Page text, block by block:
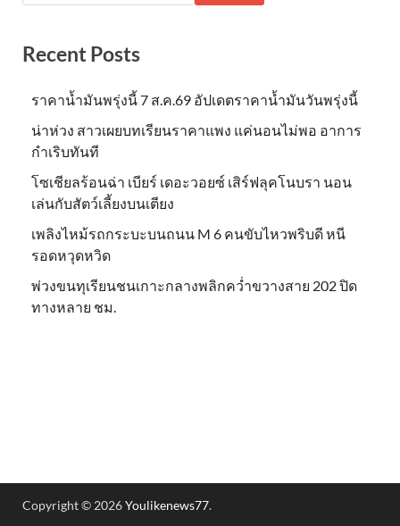
Recent Posts
ราคาน้ำมันพรุ่งนี้ 7 ส.ค.69 อัปเดตราคาน้ำมันวันพรุ่งนี้
น่าห่วง สาวเผยบทเรียนราคาแพง แค่นอนไม่พอ อาการ
กำเริบทันที
โซเชียลร้อนฉ่า เบียร์ เดอะวอยซ์ เสิร์ฟลุคโนบรา นอน
เล่นกับสัตว์เลี้ยงบนเตียง
เพลิงไหม้รถกระบะบนถนน M 6 คนขับไหวพริบดี หนี
รอดหวุดหวิด
พ่วงขนทุเรียนชนเกาะกลางพลิกคว่ำขวางสาย 202 ปิด
ทางหลาย ชม.
Copyright © 2026Youlikenews77.